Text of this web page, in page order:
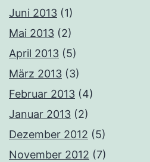
Juni 2013 (1)
Mai 2013 (2)
April 2013 (5)
März 2013 (3)
Februar 2013 (4)
Januar 2013 (2)
Dezember 2012 (5)
November 2012 (7)